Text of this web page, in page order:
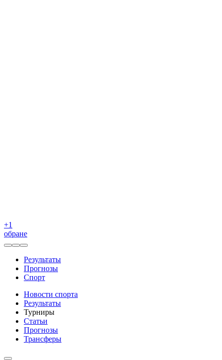
+1
обране
Результаты
Прогнозы
Спорт
Новости спорта
Результаты
Турниры
Статьи
Прогнозы
Трансферы